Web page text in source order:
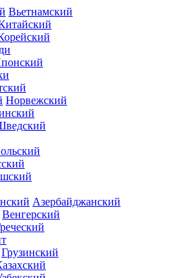
Вьетнамский
Норвежский
Азербайджанский
Венгерский
Грузинский